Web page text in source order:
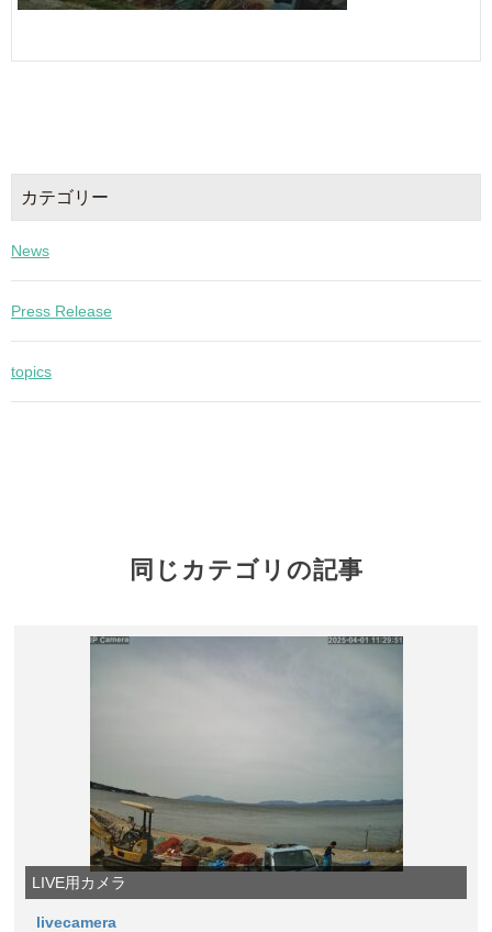
カテゴリー
News
Press Release
topics
同じカテゴリの記事
LIVE用カメラ
livecamera